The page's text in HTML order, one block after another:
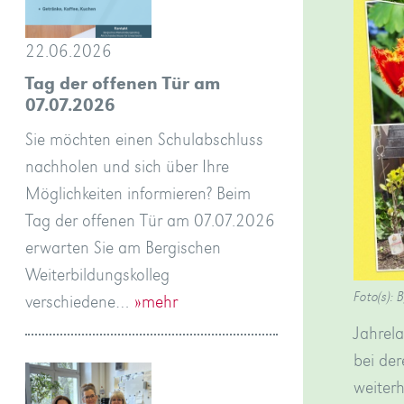
22.06.2026
Tag der offenen Tür am
07.07.2026
Sie möchten einen Schulabschluss
nachholen und sich über Ihre
Möglichkeiten informieren? Beim
Tag der offenen Tür am 07.07.2026
erwarten Sie am Bergischen
Weiterbildungskolleg
verschiedene… »mehr Foto(s):
bei